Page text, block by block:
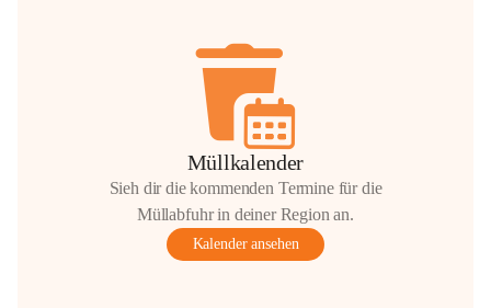
Müllkalender
Sieh dir die kommenden Termine für die
Müllabfuhr in deiner Region an.
Kalender ansehen